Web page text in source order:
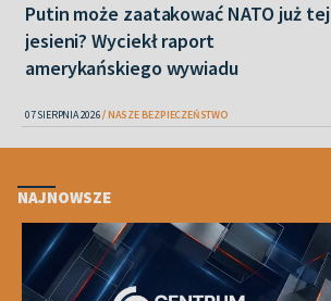
Putin może zaatakować NATO już tej
jesieni? Wyciekł raport
amerykańskiego wywiadu
07 SIERPNIA 2026 NASZE BEZPIECZEŃSTWO
NAJNOWSZE